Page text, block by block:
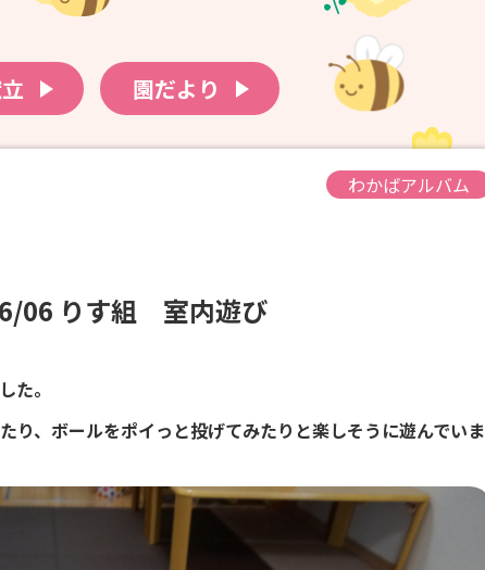
園だより
わかばアルバム
06 りす組 室内遊び
た。
り、ボールをポイっと投げてみたりと楽しそうに遊んでいま